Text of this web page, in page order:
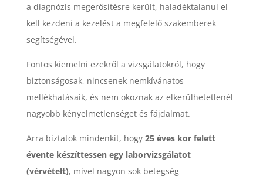
a diagnózis megerősítésre került, haladéktalanul el
kell kezdeni a kezelést a megfelelő szakemberek
segítségével.
Fontos kiemelni ezekről a vizsgálatokról, hogy
biztonságosak, nincsenek nemkívánatos
mellékhatásaik, és nem okoznak az elkerülhetetlenél
nagyobb kényelmetlenséget és fájdalmat.
Arra bíztatok mindenkit, hogy 25 éves kor felett
évente készíttessen egy laborvizsgálatot
(vérvételt), mivel nagyon sok betegség